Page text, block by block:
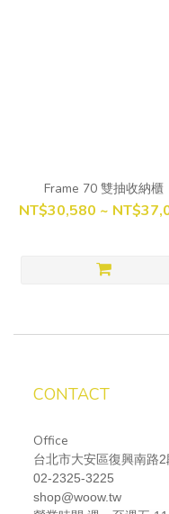
Frame 70 雙抽收納櫃
NT$30,580 ~
CONTACT
Office
台北市大安區復興南路
02-2325-3225
shop@woow.tw